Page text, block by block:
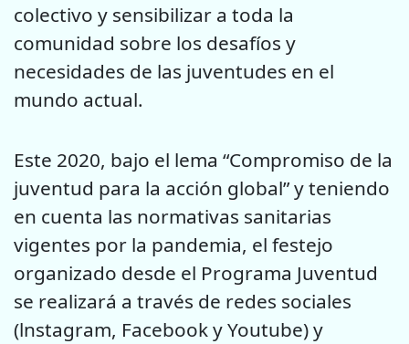
colectivo y sensibilizar a toda la
comunidad sobre los desafíos y
necesidades de las juventudes en el
mundo actual.
Este 2020, bajo el lema “Compromiso de la
juventud para la acción global” y teniendo
en cuenta las normativas sanitarias
vigentes por la pandemia, el festejo
organizado desde el Programa Juventud
se realizará a través de redes sociales
(lnstagram, Facebook y Youtube) y